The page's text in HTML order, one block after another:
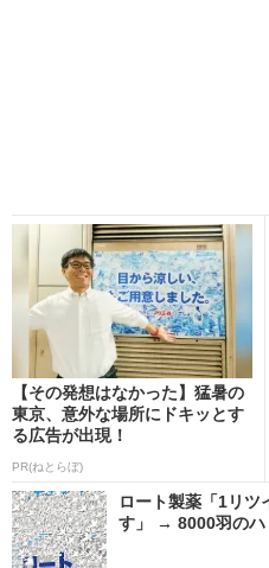
【その発想はなかった】猛暑の
東京、意外な場所にドキッとす
る広告が出現！
PR(ねとらぼ)
ロート製薬「1リツ
す」 → 8000羽のハ